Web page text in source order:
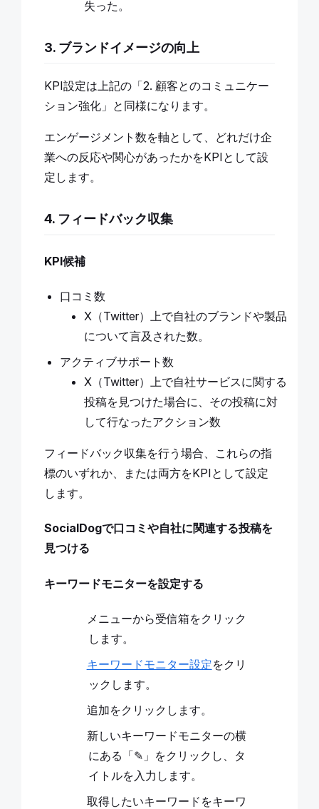
失った。
3. ブランドイメージの向上
KPI設定は上記の「2. 顧客とのコミュニケー
ション強化」と同様になります。
エンゲージメント数を軸として、どれだけ企
業への反応や関心があったかをKPIとして設
定します。
4. フィードバック収集
KPI候補
口コミ数
X（Twitter）上で自社のブランドや製品
について言及された数。
アクティブサポート数
X（Twitter）上で自社サービスに関する
投稿を見つけた場合に、その投稿に対
して行なったアクション数
フィードバック収集を行う場合、これらの指
標のいずれか、または両方をKPIとして設定
します。
SocialDogで口コミや自社に関連する投稿を
見つける
キーワードモニターを設定する
メニューから受信箱をクリック
します。
キーワードモニター設定をクリ
ックします。
追加をクリックします。
新しいキーワードモニターの横
にある「✎」をクリックし、タ
イトルを入力します。
取得したいキーワードをキーワ